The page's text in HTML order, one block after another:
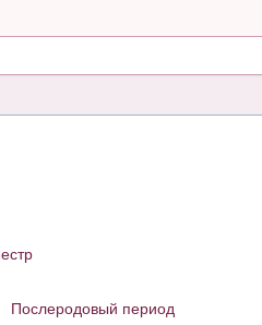
Послеродовый период